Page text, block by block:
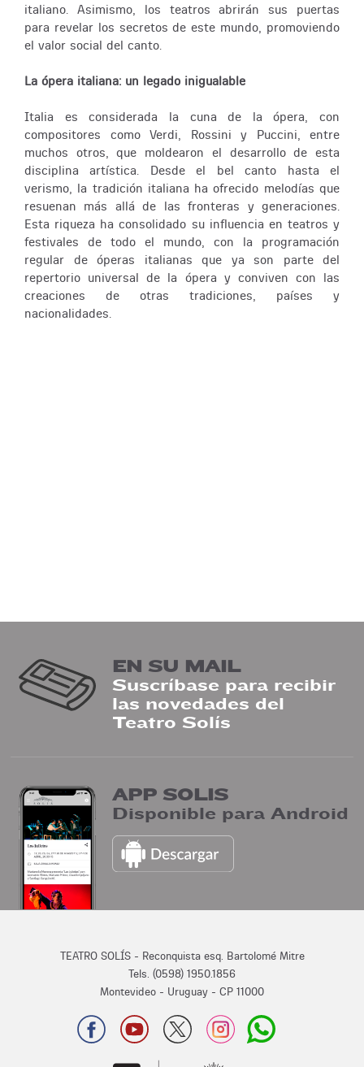
italiano. Asimismo, los teatros abrirán sus puertas
para revelar los secretos de este mundo, promoviendo
el valor social del canto.
La ópera italiana: un legado inigualable
Italia es considerada la cuna de la ópera, con
compositores como Verdi, Rossini y Puccini, entre
muchos otros, que moldearon el desarrollo de esta
disciplina artística. Desde el bel canto hasta el
verismo, la tradición italiana ha ofrecido melodías que
resuenan más allá de las fronteras y generaciones.
Esta riqueza ha consolidado su influencia en teatros y
festivales de todo el mundo, con la programación
regular de óperas italianas que ya son parte del
repertorio universal de la ópera y conviven con las
creaciones de otras tradiciones, países y
nacionalidades.
EN SU MAIL
Suscríbase para recibir
las novedades del
Teatro Solís
APP SOLIS
Disponible para Android
TEATRO SOLÍS - Reconquista esq. Bartolomé Mitre
Tels. (0598) 1950.1856
Montevideo - Uruguay - CP 11000